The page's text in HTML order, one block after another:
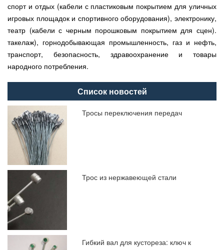
спорт и отдых (кабели с пластиковым покрытием для уличных
игровых площадок и спортивного оборудования), электронику,
театр (кабели с черным порошковым покрытием для сцен).
такелаж), горнодобывающая промышленность, газ и нефть,
транспорт, безопасность, здравоохранение и товары
народного потребления.
Список новостей
Тросы переключения передач
Трос из нержавеющей стали
Гибкий вал для кустореза: ключ к